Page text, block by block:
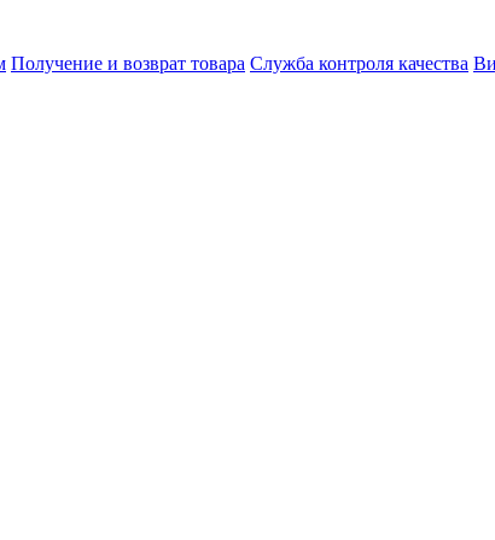
Получение и возврат товара Служба контроля качества